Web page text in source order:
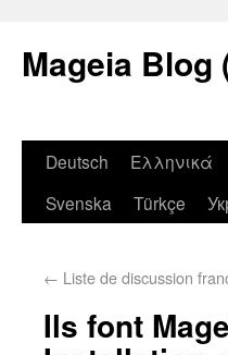
Mageia Blog
Deutsch Ελληνικά
Svenska
Türkçe
← Liste de discussion
Ils font